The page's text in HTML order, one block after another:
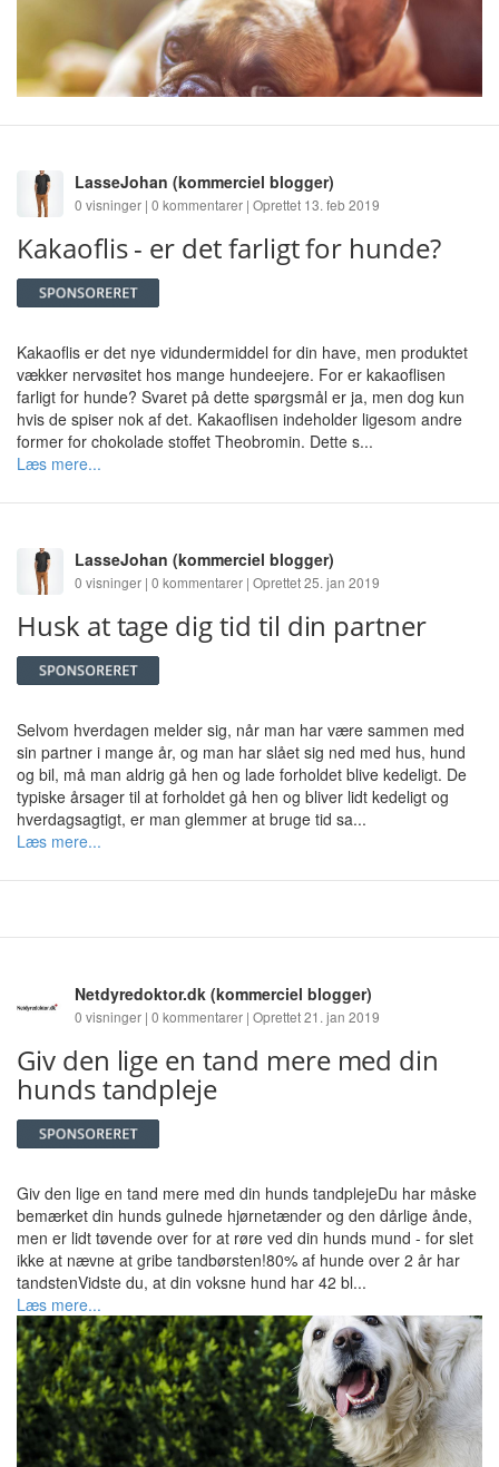
LasseJohan (kommerciel blogger)
0 visninger | 0 kommentarer | Oprettet 13. feb 2019
Kakaoflis - er det farligt for hunde?
Kakaoflis er det nye vidundermiddel for din have, men produktet
vækker nervøsitet hos mange hundeejere. For er kakaoflisen
farligt for hunde? Svaret på dette spørgsmål er ja, men dog kun
hvis de spiser nok af det. Kakaoflisen indeholder ligesom andre
former for chokolade stoffet Theobromin. Dette s...
Læs mere...
LasseJohan (kommerciel blogger)
0 visninger | 0 kommentarer | Oprettet 25. jan 2019
Husk at tage dig tid til din partner
Selvom hverdagen melder sig, når man har være sammen med
sin partner i mange år, og man har slået sig ned med hus, hund
og bil, må man aldrig gå hen og lade forholdet blive kedeligt. De
typiske årsager til at forholdet gå hen og bliver lidt kedeligt og
hverdagsagtigt, er man glemmer at bruge tid sa...
Læs mere...
Netdyredoktor.dk (kommerciel blogger)
0 visninger | 0 kommentarer | Oprettet 21. jan 2019
Giv den lige en tand mere med din
hunds tandpleje
Giv den lige en tand mere med din hunds tandplejeDu har måske
bemærket din hunds gulnede hjørnetænder og den dårlige ånde,
men er lidt tøvende over for at røre ved din hunds mund - for slet
ikke at nævne at gribe tandbørsten!80% af hunde over 2 år har
tandstenVidste du, at din voksne hund har 42 bl...
Læs mere...